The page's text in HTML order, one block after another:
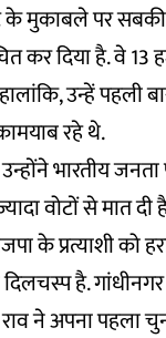
मुकाबले पर सबकी
कर दिया है. वे
उन्हें पहली
रहे थे.
भारतीय जनता
वोटों से मात
के प्रत्याशी को
है.
ने अपना पहला